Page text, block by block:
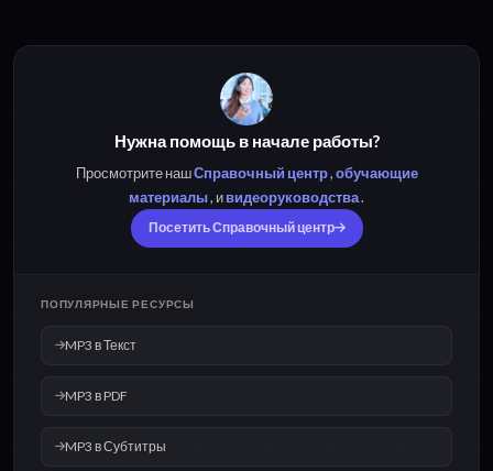
Нужна помощь в начале работы?
Просмотрите нашСправочный центр,обучающие
материалы, ивидеоруководства.
Посетить Справочный центр
ПОПУЛЯРНЫЕ РЕСУРСЫ
MP3 в Текст
MP3 в PDF
MP3 в Субтитры